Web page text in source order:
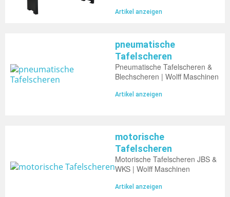
Artikel anzeigen
pneumatische
Tafelscheren
Pneumatische Tafelscheren &
Blechscheren | Wolff Maschinen
Artikel anzeigen
motorische
Tafelscheren
Motorische Tafelscheren JBS &
WKS | Wolff Maschinen
Artikel anzeigen